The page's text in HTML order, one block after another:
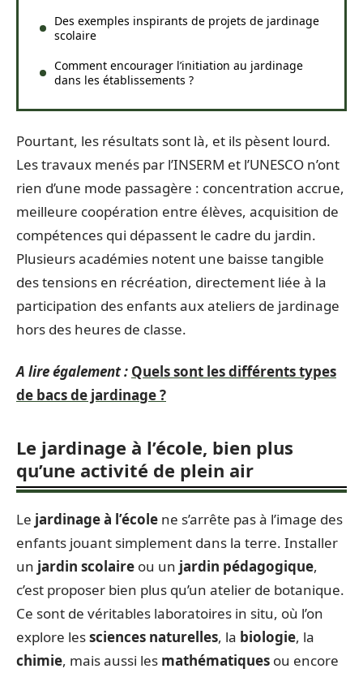
Des exemples inspirants de projets de jardinage
scolaire
Comment encourager l’initiation au jardinage
dans les établissements ?
Pourtant, les résultats sont là, et ils pèsent lourd.
Les travaux menés par l’INSERM et l’UNESCO n’ont
rien d’une mode passagère : concentration accrue,
meilleure coopération entre élèves, acquisition de
compétences qui dépassent le cadre du jardin.
Plusieurs académies notent une baisse tangible
des tensions en récréation, directement liée à la
participation des enfants aux ateliers de jardinage
hors des heures de classe.
A lire également : Quels sont les différents types
de bacs de jardinage ?
Le jardinage à l’école, bien plus
qu’une activité de plein air
Le jardinage à l’école ne s’arrête pas à l’image des
enfants jouant simplement dans la terre. Installer
un jardin scolaire ou un jardin pédagogique,
c’est proposer bien plus qu’un atelier de botanique.
Ce sont de véritables laboratoires in situ, où l’on
explore lessciences naturelles, la biologie, la
chimie, mais aussi les mathématiques ou encore